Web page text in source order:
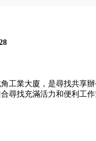
工業大廈，是尋找共享
尋找充滿活力和便利工